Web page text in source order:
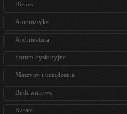
Biznes
Automatyka
Architektura
Forum dyskusyjne
Maszyny i urządzenia
Budownictwo
Karate